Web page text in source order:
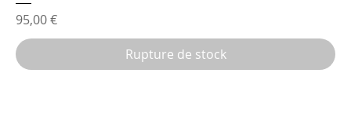
Prix
95,00 €
Rupture de stock